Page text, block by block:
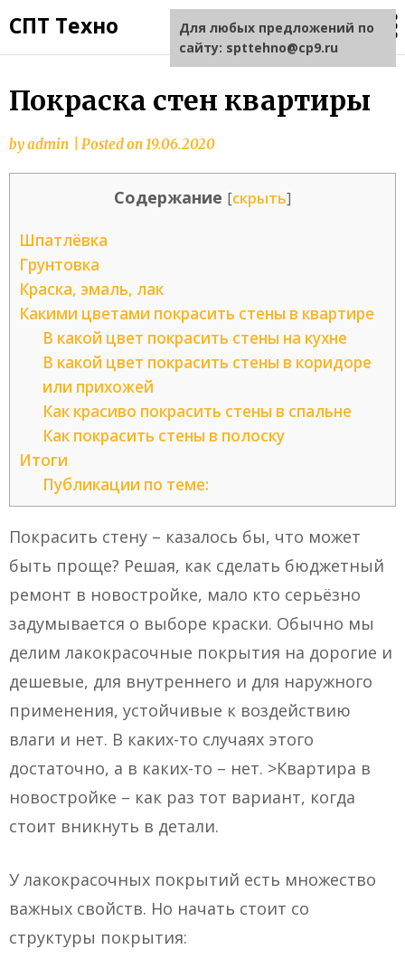
СПТ Техно
Покраска стен квартиры
byadmin Posted on19.06.2020
Содержание [скрыть]
Шпатлёвка
Грунтовка
Краска, эмаль, лак
Какими цветами покрасить стены в квартире
В какой цвет покрасить стены на кухне
В какой цвет покрасить стены в коридоре
или прихожей
Как красиво покрасить стены в спальне
Как покрасить стены в полоску
Итоги
Публикации по теме:
Покрасить стену – казалось бы, что может
быть проще? Решая, как сделать бюджетный
ремонт в новостройке, мало кто серьёзно
задумывается о выборе краски. Обычно мы
делим лакокрасочные покрытия на дорогие и
дешевые, для внутреннего и для наружного
применения, устойчивые к воздействию
влаги и нет. В каких-то случаях этого
достаточно, а в каких-то – нет. >Квартира в
новостройке – как раз тот вариант, когда
стоит вникнуть в детали.
У лакокрасочных покрытий есть множество
важных свойств. Но начать стоит со
структуры покрытия:
Для любых предложений по
сайту: spttehno@cp9.ru